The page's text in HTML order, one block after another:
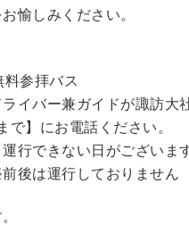
愉しみください。
参拝バス
イバー兼ガイドが諏訪大
で】にお電話ください。
行できない日がございま
後は運行しておりません